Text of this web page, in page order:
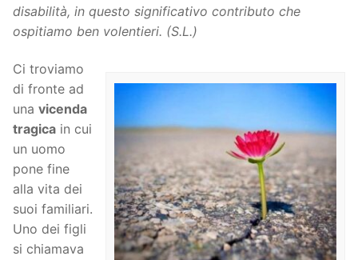
disabilità, in questo significativo contributo che
ospitiamo ben volentieri. (S.L.)
Ci troviamo
di fronte ad
una vicenda
tragica in cui
un uomo
pone fine
alla vita dei
suoi familiari.
Uno dei figli
si chiamava